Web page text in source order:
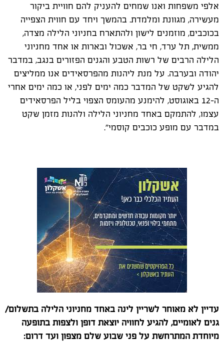
אלפי משפחות ואנו שמחים להעניק להם חוויית ביקור
מעשירה, מגוונת ומלמדת. בהמשך ויחד עם חווית הצפייה
בכוכבים, מוזמנים לישון ולהתארח בחניוני הלילה מצדה,
ממשית, תל ערד, חי בר, אשכול ובארות או אחד מחניוני
הלילה הרבים של רשות הטבע והגנים הפזורים בנגב, במדבר
יהודה ובערבה. על מנת ליהנות מהפרסאידים אנו ממליצים
להגיע לשקט של המדבר כמה ימים לפני, או כמה ימים אחרי
ה-12 באוגוסט, להימנע מהעומס הצפוי בליל הפרסאידים
עצמו, להתמקם באחד מחניוני הלילה ולהנות מזמן שקט
במדבר עם מופע כוכבים קוסמי".
עדיין לא מאוחר לשריין לינה באחד מחניוני הלילה בתשלום/
גנים לאומיים, להגיע לחוויה יוצאת דופן ולצפות בתופעה
מיוחדת המתרחשת על פני שבוע שלם מצפון ועד דרום: